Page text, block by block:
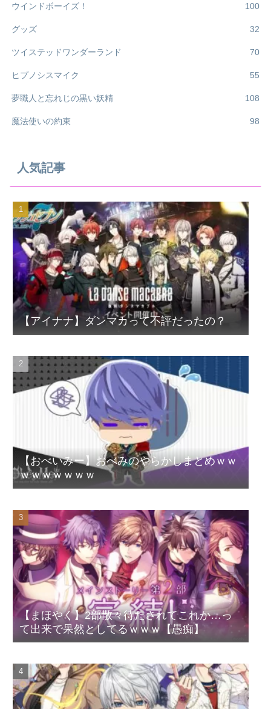
ウインドボーイズ！ 100
グッズ 32
ツイステッドワンダーランド 70
ヒプノシスマイク 55
夢職人と忘れじの黒い妖精 108
魔法使いの約束 98
人気記事
【アイナナ】ダンマカって不評だったの？
【おべいみー】おべみのやらかしまとめｗｗ
ｗｗｗｗｗｗｗ
【まほやく】2部散々待たされてこれか…っ
て出来で呆然としてるｗｗｗ【愚痴】